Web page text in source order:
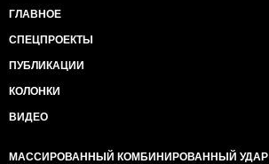
ГЛАВНОЕ
СПЕЦПРОЕКТЫ
ПУБЛИКАЦИИ
КОЛОНКИ
ВИДЕО
МАССИРОВАННЫЙ КОМБИНИРОВАННЫЙ УДАР